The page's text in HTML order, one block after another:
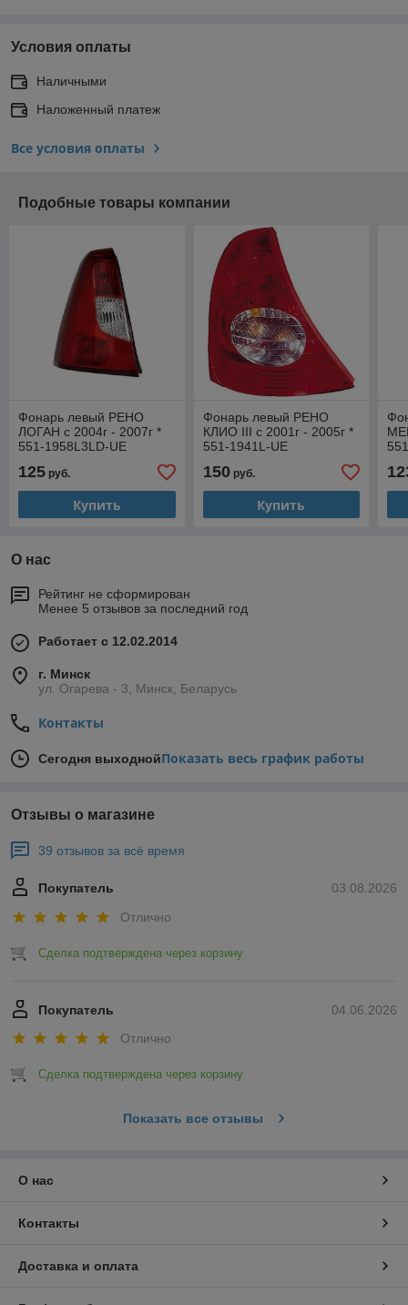
Условия оплаты
Наличными
Наложенный платеж
Все условия оплаты
Подобные товары компании
Фонарь левый РЕНО
ЛОГАН с 2004г - 2007г *
551-1958L3LD-UE
125 руб.
Купить
Фонарь левый РЕНО
КЛИО III с 2001г - 2005г *
551-1941L-UE
150руб.
Купить
О нас
Рейтинг не сформирован
Менее 5 отзывов за последний год
Работает с 12.02.2014
г. Минск
ул. Огарева - 3, Минск, Беларусь
Контакты
Сегодня выходнойПоказать весь график работы
Отзывы о магазине
39 отзывов за всё время
03.08.2026
Покупатель
Отлично
Сделка подтверждена через корзину
04.06.2026
Покупатель
Отлично
Сделка подтверждена через корзину
Показать все отзывы
О нас
Контакты
Доставка и оплата